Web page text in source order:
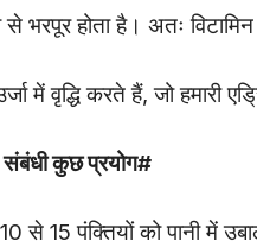
से भरपूर होता है। अतः
में वृद्धि करते हैं, जो हमारी
कुछ प्रयोग#
से 15 पंक्तियों को पानी में